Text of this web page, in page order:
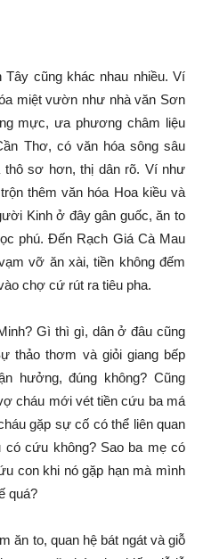
cũng khác nhau nhiều. Ví
miệt vườn như nhà văn Sơn
mực, ưa phương châm liệu
Thơ, có văn hóa sông sâu
thô sơ hơn, thị dân rõ. Ví như
thêm văn hóa Hoa kiều và
Kinh ở đây gân guốc, ăn to
phú. Đến Rạch Giá Cà Mau
vỡ ăn xài, tiền không đếm
chợ cứ rút ra tiêu pha.
Gì thì gì, dân ở đâu cũng
thảo thơm và giỏi giang bếp
hưởng, đúng không? Cũng
cháu mới vét tiền cứu ba má
gặp sự cố có thể liên quan
cứu không? Sao ba mẹ có
con khi nó gặp hạn mà mình
quá?
ăn to, quan hệ bát ngát và giỗ